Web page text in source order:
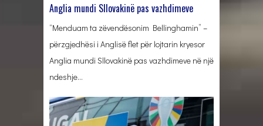
Anglia mundi Sllovakinë pas vazhdimeve
“Menduam ta zëvendësonim Bellinghamin” –
përzgjedhësi i Anglisë flet për lojtarin kryesor
Anglia mundi Sllovakinë pas vazhdimeve në një
ndeshje…